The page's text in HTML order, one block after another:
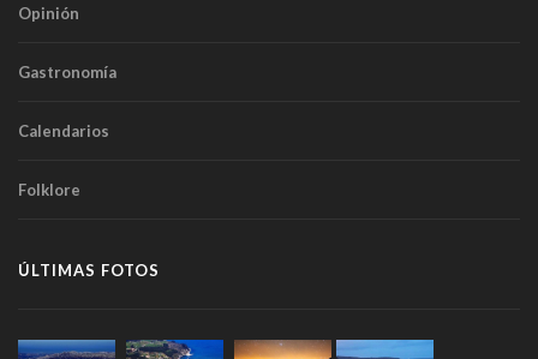
Opinión
Gastronomía
Calendarios
Folklore
ÚLTIMAS FOTOS